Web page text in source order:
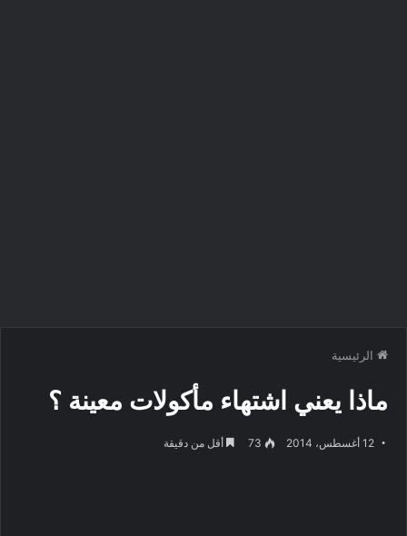
الرئيسية
ماذا يعني اشتهاء مأكولات معينة ؟
12 أغسطس، 2014 73 أقل من دقيقة